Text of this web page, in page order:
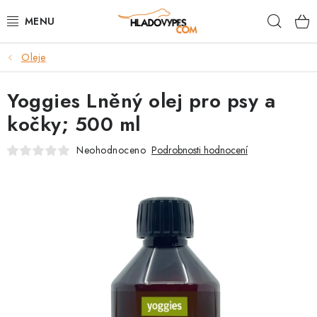
na
POTŘEBY PRO PSY
TAMI PŘEPRAVNÍ BOXY
SPORT SE PSEM
Oleje
Yoggies Lněný olej pro psy a
kočky; 500 ml
Neohodnoceno Podrobnosti hodnocení